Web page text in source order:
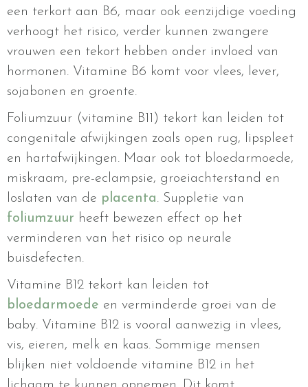
een terkort aan B6, maar ook eenzijdige voeding
verhoogt het risico, verder kunnen zwangere
vrouwen een tekort hebben onder invloed van
hormonen. Vitamine B6 komt voor vlees, lever,
sojabonen en groente.
Foliumzuur (vitamine B11) tekort kan leiden tot
congenitale afwijkingen zoals open rug, lipspleet
en hartafwijkingen. Maar ook tot bloedarmoede,
miskraam, pre-eclampsie, groeiachterstand en
loslaten van de placenta. Suppletie van
foliumzuur heeft bewezen effect op het
verminderen van het risico op neurale
buisdefecten.
Vitamine B12 tekort kan leiden tot
bloedarmoede en verminderde groei van de
baby. Vitamine B12 is vooral aanwezig in vlees,
vis, eieren, melk en kaas. Sommige mensen
blijken niet voldoende vitamine B12 in het